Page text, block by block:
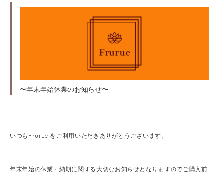
〜年末年始休業のお知らせ〜
いつもFrurue をご利用いただきありがとうございます。
年末年始の休業・納期に関する大切なお知らせとなりますのでご購入前